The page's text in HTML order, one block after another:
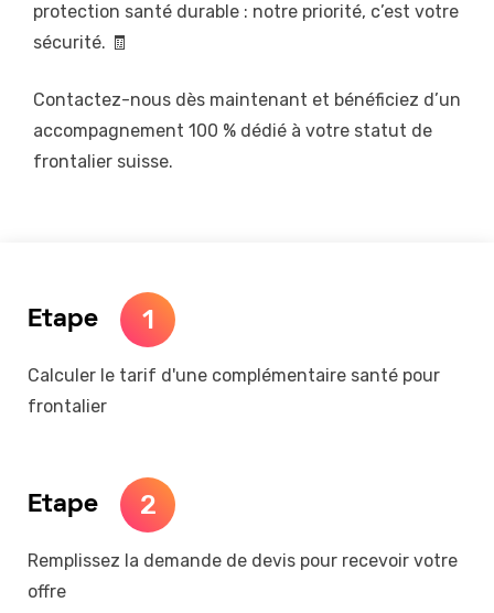
protection santé durable : notre priorité, c’est votre
sécurité. 🧾
Contactez-nous dès maintenant et bénéficiez d’un
accompagnement 100 % dédié à votre statut de
frontalier suisse.
Etape 1
Calculer le tarif d'une complémentaire santé pour
frontalier
Etape 2
Remplissez la demande de devis pour recevoir votre
offre